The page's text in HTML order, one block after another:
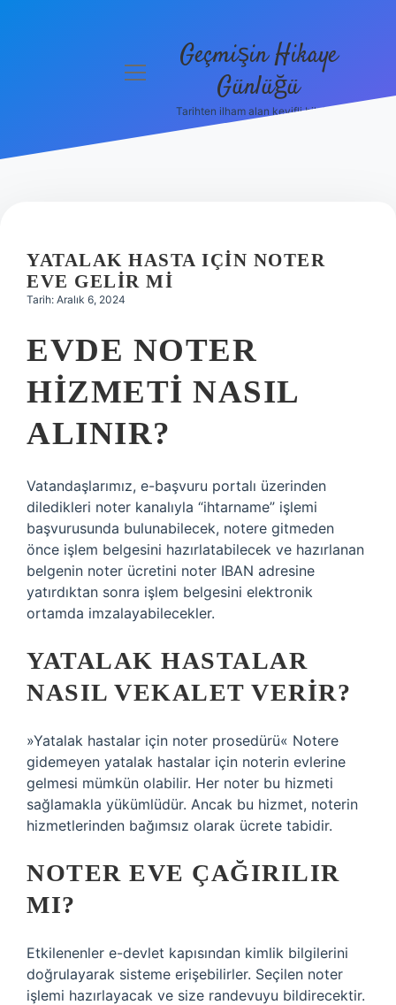
Hakkımızda
menüyü
Geçmişin Hikaye
Günlüğü
Tarihten ilham alan keyifli bilgiler!
YATALAK HASTA IÇIN NOTER
EVE GELIR MI
Tarih: Aralık 6, 2024
EVDE NOTER
HIZMETI NASIL
ALINIR?
Vatandaşlarımız, e-başvuru portalı üzerinden
diledikleri noter kanalıyla “ihtarname” işlemi
başvurusunda bulunabilecek, notere gitmeden
önce işlem belgesini hazırlatabilecek ve hazırlanan
belgenin noter ücretini noter IBAN adresine
yatırdıktan sonra işlem belgesini elektronik
ortamda imzalayabilecekler.
YATALAK HASTALAR
NASIL VEKALET VERIR?
»Yatalak hastalar için noter prosedürü« Notere
gidemeyen yatalak hastalar için noterin evlerine
gelmesi mümkün olabilir. Her noter bu hizmeti
sağlamakla yükümlüdür. Ancak bu hizmet, noterin
hizmetlerinden bağımsız olarak ücrete tabidir.
NOTER EVE ÇAĞIRILIR
MI?
Etkilenenler e-devlet kapısından kimlik bilgilerini
doğrulayarak sisteme erişebilirler. Seçilen noter
işlemi hazırlayacak ve size randevuyu bildirecektir.